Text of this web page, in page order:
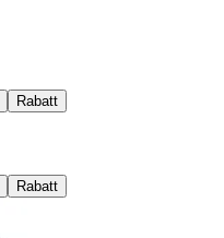
Rabatt
Rabatt